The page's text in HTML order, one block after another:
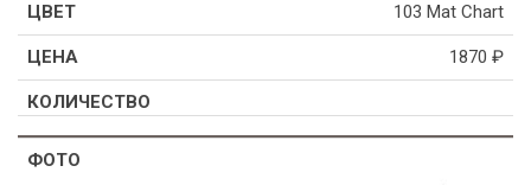
103 Mat Chart
1870 ₽